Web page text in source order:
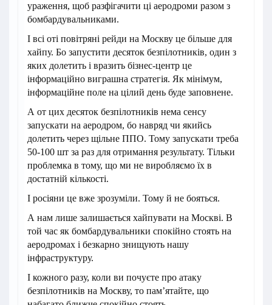
ураження, щоб разфігачити ці аеродроми разом з
бомбардувальниками.
І всі оті повітряні рейди на Москву це більше для
хайпу. Бо запустити десяток безпілотників, один з
яких долетить і вразить бізнес-центр це
інформаційно виграшна стратегія. Як мінімум,
інформаційне поле на цілий день буде заповнене.
А от цих десяток безпілотників нема сенсу
запускати на аеродром, бо навряд чи якийсь
долетить через щільне ППО. Тому запускати треба
50-100 шт за раз для отримання результату. Тільки
проблемка в тому, що ми не виробляємо їх в
достатній кількості.
І росіяни це вже зрозуміли. Тому й не бояться.
А нам лише залишається хайпувати на Москві. В
той час як бомбардувальники спокійно стоять на
аеродромах і безкарно знищують нашу
інфраструктуру.
І кожного разу, коли ви почуєте про атаку
безпілотників на Москву, то пам’ятайте, що